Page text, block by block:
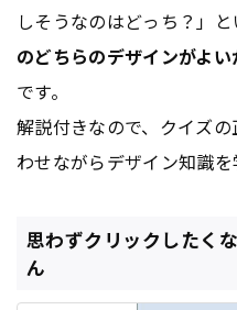
しそうなのはどっち？」
のどちらのデザインがよい
です。
解説付きなので、クイズ
わせながらデザイン知識を
思わずクリックしたく
ん